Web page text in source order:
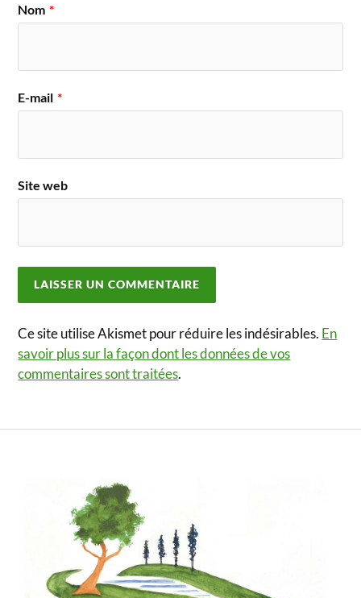
Nom *
E-mail *
Site web
Ce site utilise Akismet pour réduire les indésirables. En
savoir plus sur la façon dont les données de vos
commentaires sont traitées.